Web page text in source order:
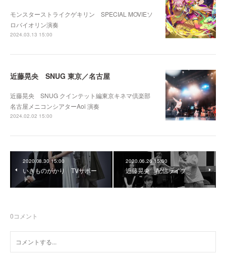
モンスターストライクゲキリン SPECIAL MOVIEソ
ロバイオリン演奏
2024.03.13 15:00
近藤晃央 SNUG 東京／名古屋
近藤晃央 SNUG クインテット編東京キネマ倶楽部
名古屋メニコンシアターAoi 演奏
2024.02.02 15:00
2020.08.30 15:00
いきものがかり TVサポー
ト
2020.06.26 15:00
近藤晃央 配信ライブ
0コメント